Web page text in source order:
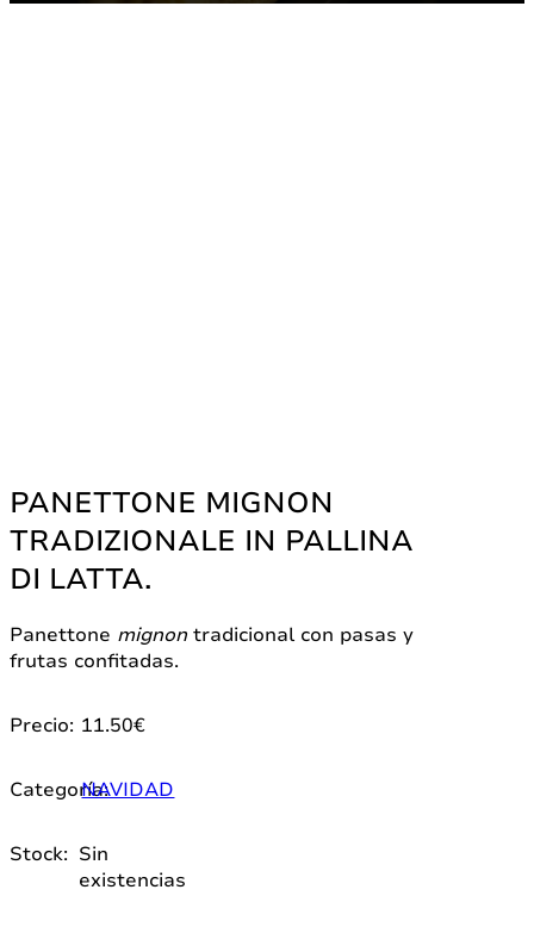
PANETTONE MIGNON
TRADIZIONALE IN PALLINA
DI LATTA.
Panettone mignon tradicional con pasas y
frutas confitadas.
Precio: 11.50€
Categoría:NAVIDAD
Stock: Sin
existencias